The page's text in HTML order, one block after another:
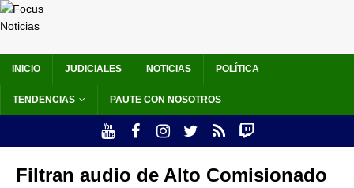
INICIO JUDICIALES NOTICIAS POLÍTICA
TENDENCIAS PAUTE CON NOSOTROS
Filtran audio de Alto Comisionado